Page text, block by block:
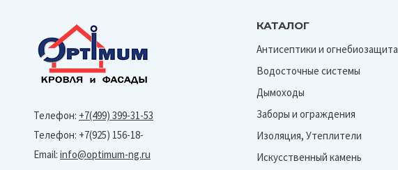
Телефон: +7(499) 399-31-53
Телефон: +7(925) 156-18-
Email: info@optimum-ng.ru
КАТАЛОГ
Антисептики и огнебиозащита
Водосточные системы
Дымоходы
Заборы и ограждения
Изоляция, Утеплители
Искусственный камень